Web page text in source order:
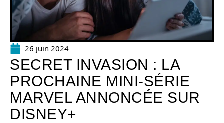
26 juin 2024
SECRET INVASION : LA
PROCHAINE MINI-SÉRIE
MARVEL ANNONCÉE SUR
DISNEY+